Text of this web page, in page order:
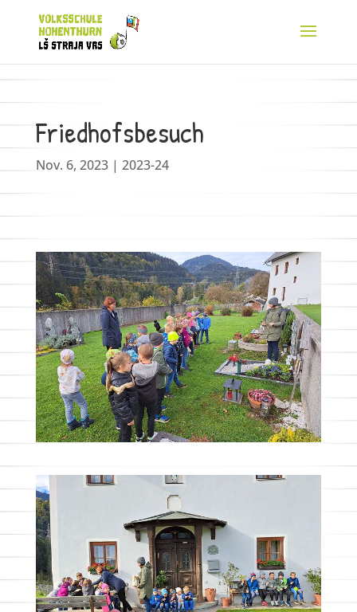
Friedhofsbesuch
Nov. 6, 2023| 2023-24